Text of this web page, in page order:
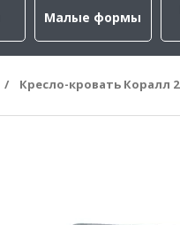
Малые формы
Кресло-кровать Коралл 2